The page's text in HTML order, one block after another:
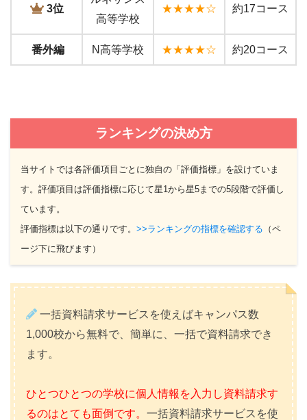
3位
高等学校
★★★★☆ 約17コース
番外編 N高等学校 ★★★★☆ 約20コース
ランキングの決め方
当サイトでは各評価項目ごとに独自の「評価指標」を設けていま
す。評価項目は評価指標に応じて星1から星5までの5段階で評価し
ています。
評価指標は以下の通りです。 >>ランキングの指標を確認する （ペ
ージ下に飛びます）
一括資料請求サービスを使えばキャンパス数
1,000校から無料で、簡単に、一括で資料請求でき
ます。
ひとつひとつの学校に個人情報を入力し資料請求す
るのはとても面倒です。 一括資料請求サービスを使